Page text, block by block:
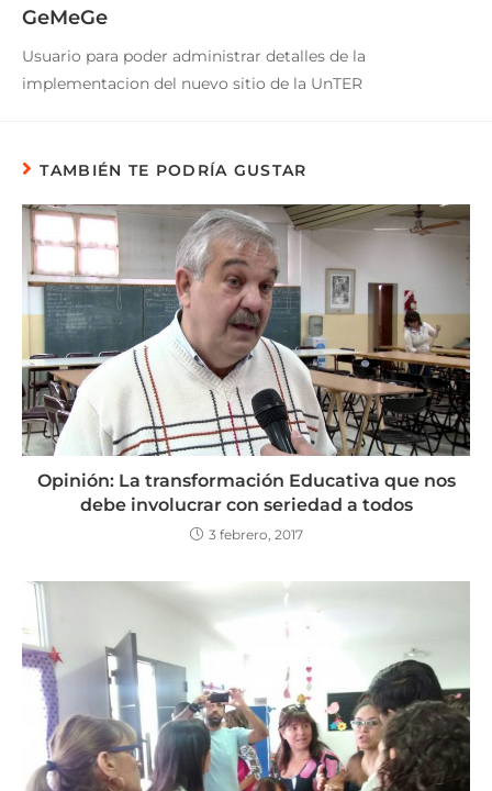
GeMeGe
Usuario para poder administrar detalles de la
implementacion del nuevo sitio de la UnTER
TAMBIÉN TE PODRÍA GUSTAR
Opinión: La transformación Educativa que nos
debe involucrar con seriedad a todos
3 febrero, 2017